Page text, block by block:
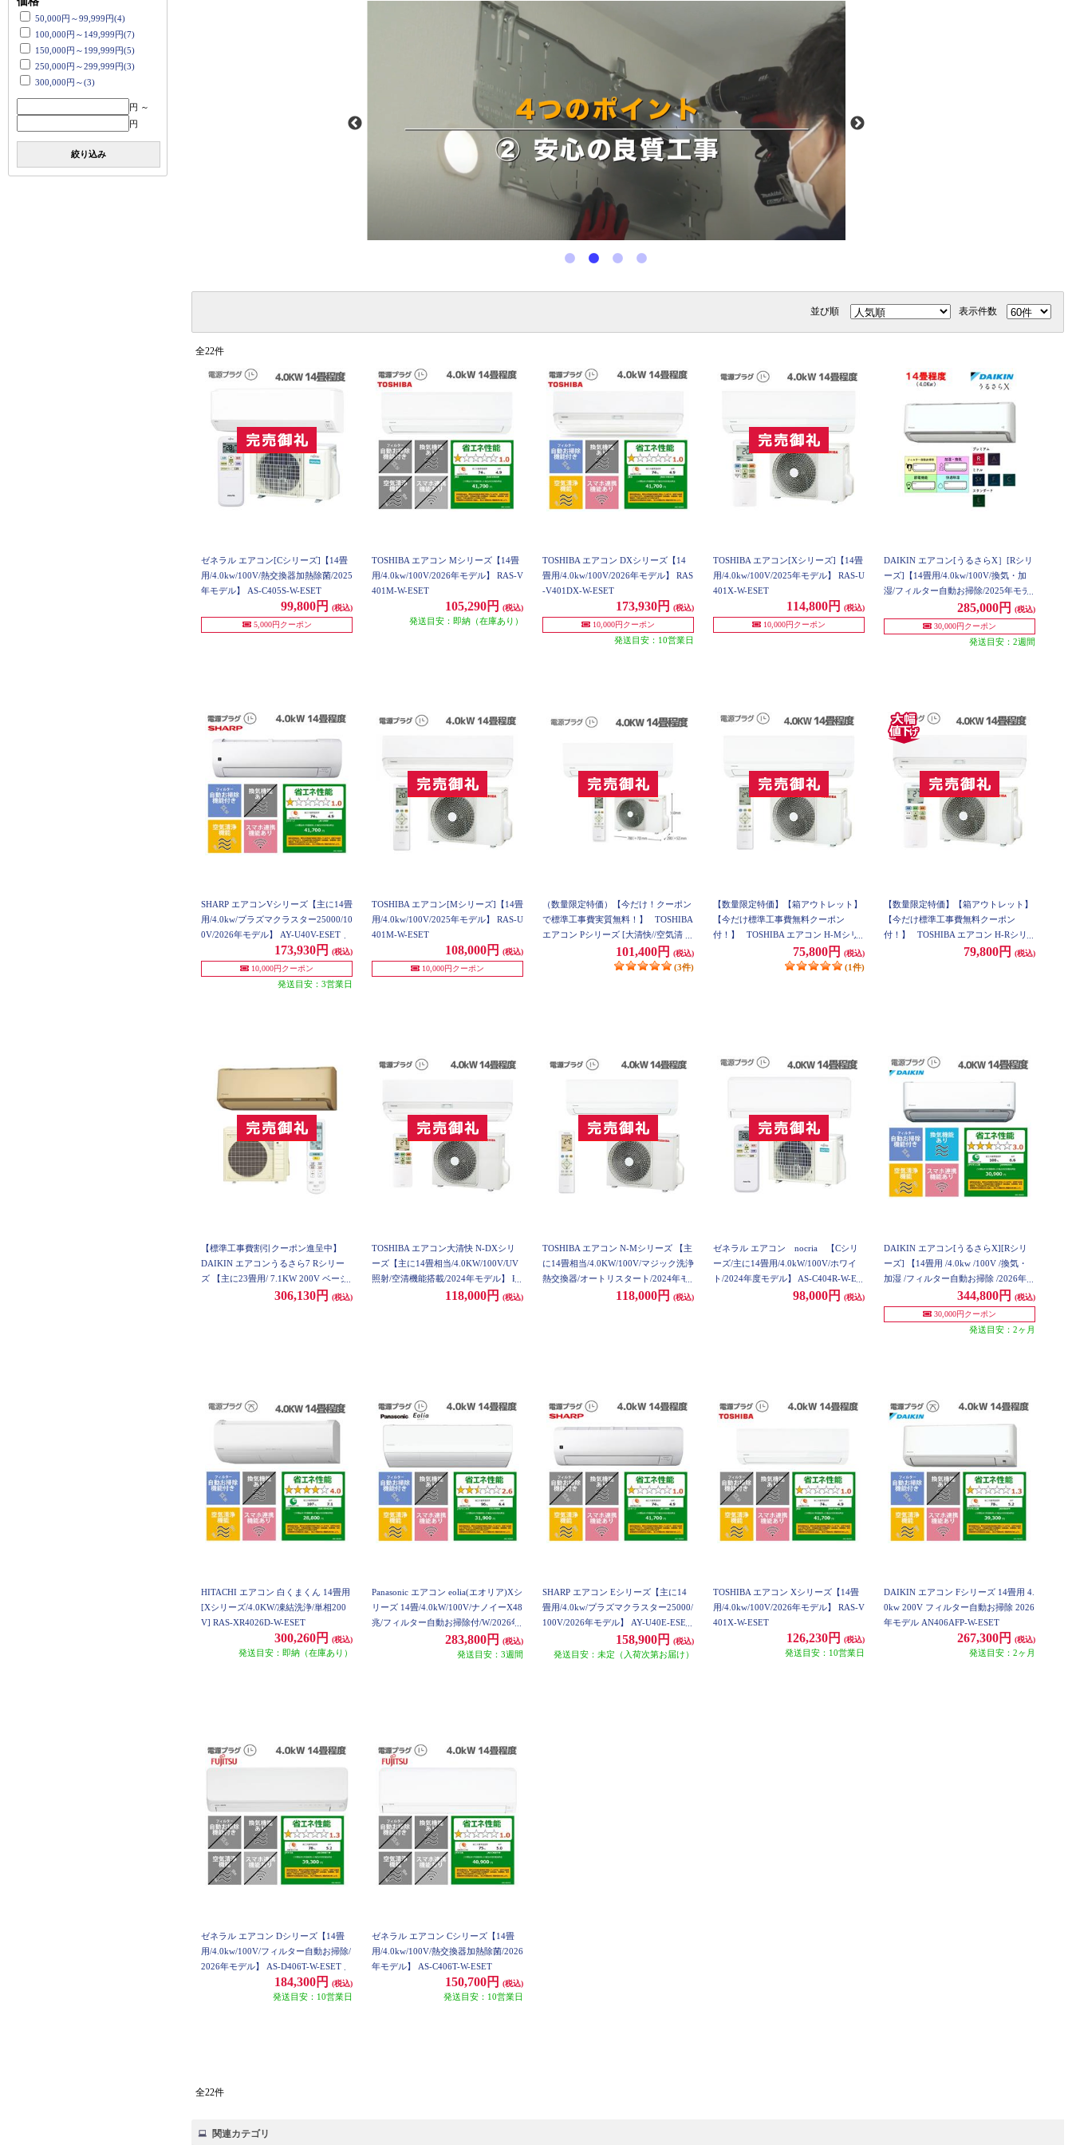
50,000円～99,999円(4)
100,000円～149,999円(7)
150,000円～199,999円(5)
250,000円～299,999円(3)
300,000円～(3)
円 ～
円
絞り込み
並び順 表示件数
全22件
ゼネラル エアコン[Cシリーズ]【14畳
用/4.0kw/100V/熱交換器加熱除菌/2025
年モデル】 AS-C405S-W-ESET
99,800円
(税込)
5,000円クーポン
TOSHIBA エアコン Mシリーズ【14畳
用/4.0kw/100V/2026年モデル】 RAS-V
401M-W-ESET
105,290円 (税込)
発送目安：即納（在庫あり）
TOSHIBA エアコン DXシリーズ【14
畳用/4.0kw/100V/2026年モデル】 RAS
-V401DX-W-ESET
173,930円
(税込)
10,000円クーポン
発送目安：10営業日
TOSHIBA エアコン[Xシリーズ]【14畳
用/4.0kw/100V/2025年モデル】 RAS-U
401X-W-ESET
114,800円
(税込)
10,000円クーポン
DAIKIN エアコン[うるさらX］[Rシリ
ーズ]【14畳用/4.0kw/100V/換気・加
湿/フィルター自動お掃除/2025年モデ
ル】 AN405ARS-W-ESET285,000円
(税込)
30,000円クーポン
発送目安：2週間
SHARP エアコンVシリーズ【主に14畳
用/4.0kw/プラズマクラスター25000/10
0V/2026年モデル】 AY-U40V-ESET
173,930円
(税込)
10,000円クーポン
発送目安：3営業日
TOSHIBA エアコン[Mシリーズ]【14畳
用/4.0kw/100V/2025年モデル】 RAS-U
401M-W-ESET
108,000円
(税込)
10,000円クーポン
（数量限定特価）【今だけ！クーポン
で標準工事費実質無料！】
TOSHIBA
エアコン Pシリーズ [大清快//空気清
浄]【主に14畳用 /4.0KW /100V /2020
年モデル】 RAS-G401P-ESET
101,400円 (税込)
(3件)
【数量限定特価】【箱アウトレット】
【今だけ標準工事費無料クーポン
付！】
TOSHIBA エアコン H-Mシリ
ーズ【主に14畳/ 4.0KW/ 100V/ホワイ
ト/ 2021年モデル】 RAS-H401M-W-ES
75,800円 (税込)
(1件)
【数量限定特価】【箱アウトレット】
【今だけ標準工事費無料クーポン
付！】
TOSHIBA エアコン H-Rシリ
ーズ【主に14畳/ 4.0KW/ 100V/ホワイ
79,800円 (税込)
【標準工事費割引クーポン進呈中】
DAIKIN エアコンうるさら7 Rシリー
ズ 【主に23畳用/ 7.1KW 200V ベージ
ュ/2018年モデル】 ★大型配送対象商
306,130円 (税込)
TOSHIBA エアコン大清快 N-DXシリ
ーズ【主に14畳相当/4.0KW/100V/UV
照射/空清機能搭載/2024年モデル】 R
AS-N401DX-W-ESET118,000円 (税込)
TOSHIBA エアコン N-Mシリーズ 【主
に14畳相当/4.0KW/100V/マジック洗浄
熱交換器/オートリスタート/2024年モ
デル】 RAS-N401M-W-ESET
118,000円 (税込)
ゼネラル エアコン nocria 【Cシリ
ーズ/主に14畳用/4.0kW/100V/ホワイ
ト/2024年度モデル】 AS-C404R-W-ES
98,000円 (税込)
DAIKIN エアコン[うるさらX][Rシリ
ーズ] 【14畳用 /4.0kw /100V /換気・
加湿 /フィルター自動お掃除 /2026年モ
デル】 AN406ARS-W-ESET
344,800円
(税込)
30,000円クーポン
発送目安：2ヶ月
HITACHI エアコン 白くまくん 14畳用
[Xシリーズ/4.0KW/凍結洗浄/単相200
V] RAS-XR4026D-W-ESET
300,260円 (税込)
発送目安：即納（在庫あり）
Panasonic エアコン eolia(エオリア)Xシ
リーズ 14畳/4.0kW/100V/ナノイーX48
兆/フィルター自動お掃除付/W/2026年
度 CS-X406D-ESET283,800円 (税込)
発送目安：3週間
SHARP エアコン Eシリーズ【主に14
畳用/4.0kw/プラズマクラスター25000/
100V/2026年モデル】 AY-U40E-ESET
158,900円 (税込)
発送目安：未定（入荷次第お届け）
TOSHIBA エアコン Xシリーズ【14畳
用/4.0kw/100V/2026年モデル】 RAS-V
401X-W-ESET
126,230円 (税込)
発送目安：10営業日
DAIKIN エアコン Fシリーズ 14畳用 4.
0kw 200V フィルター自動お掃除 2026
年モデル AN406AFP-W-ESET
267,300円 (税込)
発送目安：2ヶ月
ゼネラル エアコン Dシリーズ【14畳
用/4.0kw/100V/フィルター自動お掃除/
2026年モデル】 AS-D406T-W-ESET
184,300円 (税込)
発送目安：10営業日
ゼネラル エアコン Cシリーズ【14畳
用/4.0kw/100V/熱交換器加熱除菌/2026
年モデル】 AS-C406T-W-ESET
150,700円 (税込)
発送目安：10営業日
全22件
関連カテゴリ